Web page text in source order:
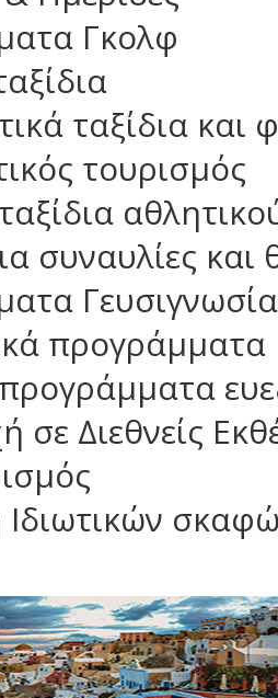
Γκολφ
ταξίδια και
τουρισμός
συναυλίες
προγράμματα
σε Διεθνείς